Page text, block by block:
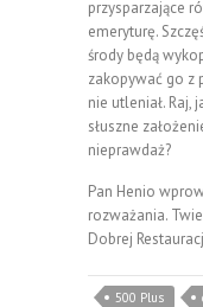
przysparzające
emeryturę.
środy będą
zakopywać go z
nie utleniał. Raj,
słuszne
nieprawdaż?
Pan Henio
rozważania.
Dobrej
500 Plus